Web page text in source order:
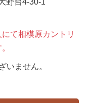
野台4-30-1
て相模原カントリ
いません。